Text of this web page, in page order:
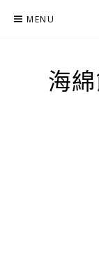
MENU
海